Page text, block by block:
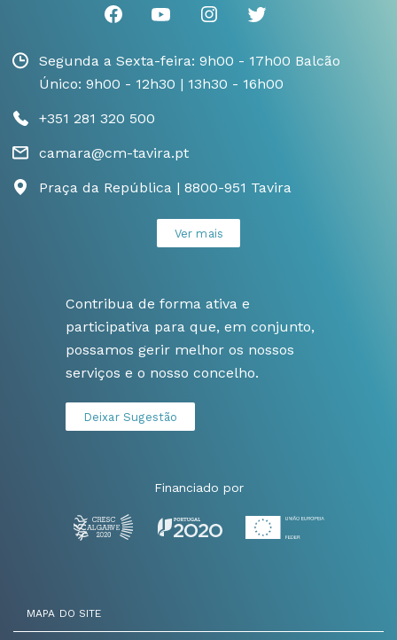
Segunda a Sexta-feira: 9h00 - 17h00 Balcão
Único: 9h00 - 12h30 | 13h30 - 16h00
+351 281 320 500
camara@cm-tavira.pt
Praça da República | 8800-951 Tavira
Ver mais
Contribua de forma ativa e
participativa para que, em conjunto,
possamos gerir melhor os nossos
serviços e o nosso concelho.
Deixar Sugestão
Financiado por
MAPA DO SITE